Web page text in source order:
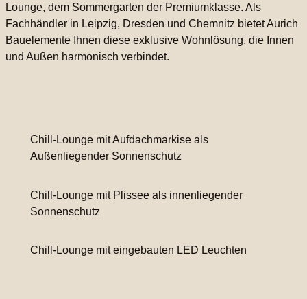
Lounge, dem Sommergarten der Premiumklasse. Als
Fachhändler in Leipzig, Dresden und Chemnitz bietet Aurich
Bauelemente Ihnen diese exklusive Wohnlösung, die Innen
und Außen harmonisch verbindet.
Chill-Lounge mit Aufdachmarkise als
Außenliegender Sonnenschutz
Chill-Lounge mit Plissee als innenliegender
Sonnenschutz
Chill-Lounge mit eingebauten LED Leuchten